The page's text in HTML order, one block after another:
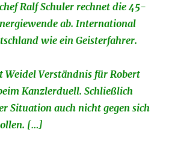
Ralf Schuler rechnet die 45-
ab. International
wie ein Geisterfahrer.
Weidel Verständnis für Robert
Kanzlerduell. Schließlich
Situation auch nicht gegen sich
[…]